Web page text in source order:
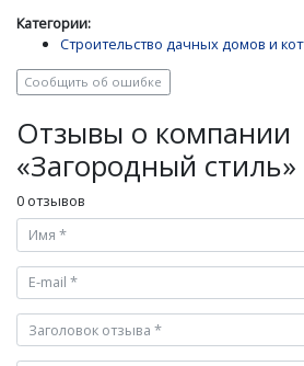
Категории:
Строительство дачных домов и
Сообщить об ошибке
Отзывы о компании
«Загородный
0 отзывов